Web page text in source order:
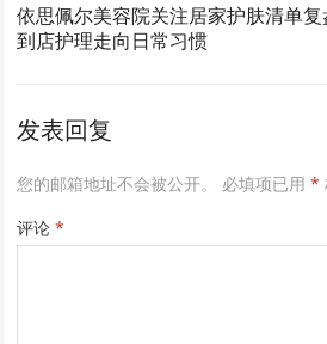
依思佩尔美容院关注居家护肤清单
到店护理走向日常习惯
发表回复
您的邮箱地址不会被公开。 必填项已用*
评论*